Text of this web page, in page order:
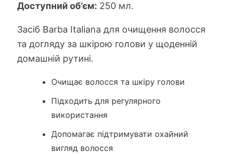
Доступний об’єм: 250 мл.
Засіб Barba Italiana для очищення волосся
та догляду за шкірою голови у щоденній
домашній рутині.
Очищає волосся та шкіру голови
Підходить для регулярного
використання
Допомагає підтримувати охайний
вигляд волосся